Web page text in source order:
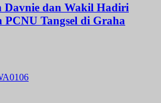
Davnie dan Wakil Hadiri
Tangsel di Graha